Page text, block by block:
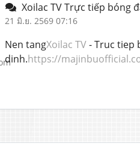
Xoilac TV Trực tiếp bóng
21 มิ.ย. 2569 07:16
Nen tangXoilac TV- Truc tiep
dinh.https://